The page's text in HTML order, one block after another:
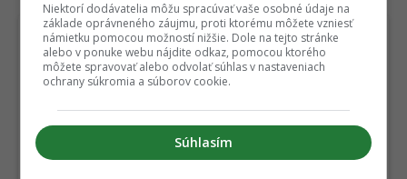
Niektorí dodávatelia môžu spracúvať vaše osobné údaje na
základe oprávneného záujmu, proti ktorému môžete vzniesť
námietku pomocou možností nižšie. Dole na tejto stránke
alebo v ponuke webu nájdite odkaz, pomocou ktorého
môžete spravovať alebo odvolať súhlas v nastaveniach
ochrany súkromia a súborov cookie.
Súhlasím